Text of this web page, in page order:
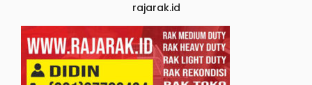
rajarak.id